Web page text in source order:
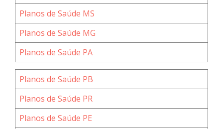
Planos de Saúde MS
Planos de Saúde MG
Planos de Saúde PA
Planos de Saúde PB
Planos de Saúde PR
Planos de Saúde PE